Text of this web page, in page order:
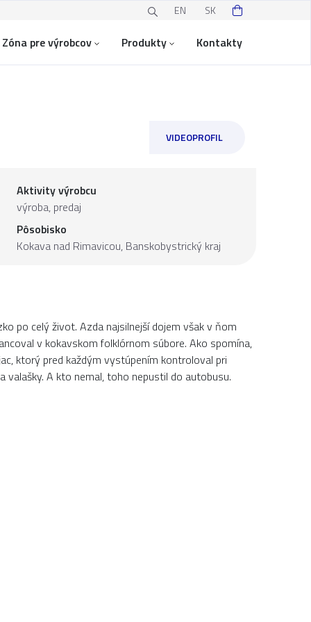
EN SK
Zóna pre výrobcov Produkty Kontakty
VIDEOPROFIL
Aktivity výrobcu
výroba, predaj
Pôsobisko
Kokava nad Rimavicou, Banskobystrický kraj
po celý život. Azda najsilnejší dojem však v ňom
v kokavskom folklórnom súbore. Ako spomína,
ktorý pred každým vystúpením kontroloval pri
valašky. A kto nemal, toho nepustil do autobusu.